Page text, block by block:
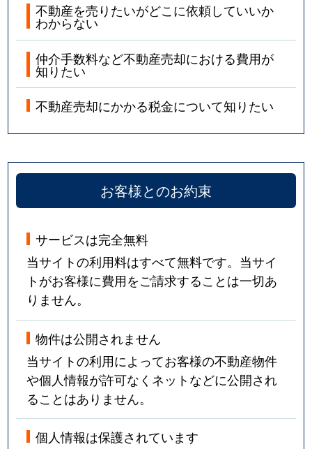
不動産を売りたいがどこに依頼していいか
わからない
仲介手数料など不動産売却における費用が
知りたい
不動産売却にかかる税金について知りたい
お客様とのお約束
サービスは完全無料
当サイトの利用料はすべて無料です。当サイ
トがお客様に費用をご請求することは一切あ
りません。
物件は公開されません
当サイトの利用によってお客様の不動産物件
や個人情報が許可なくネットなどに公開され
ることはありません。
個人情報は保護されています